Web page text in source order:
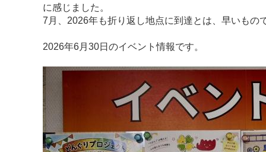
に感じました。
7月、2026年も折り返し地点に到達とは、早いもの
2026年6月30日のイベント情報です。